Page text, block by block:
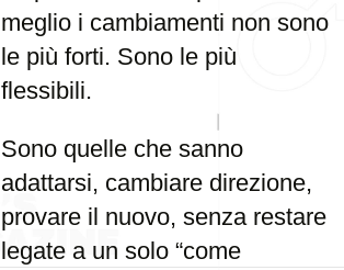
meglio i cambiamenti non sono
le più forti. Sono le più
flessibili.
Sono quelle che sanno
adattarsi, cambiare direzione,
provare il nuovo, senza restare
legate a un solo “come